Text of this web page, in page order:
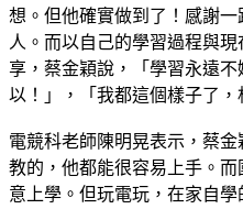
想。但他確實做到了！感謝
人。而以自己的學習過程與
享，蔡金穎說，「學習永遠
以！」，「我都這個樣子了，
電競科老師陳明晃表示，蔡
教的，他都能很容易上手。
意上學。但玩電玩，在家自